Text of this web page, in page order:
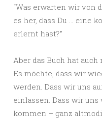
“Was erwarten wir von
es her, dass Du … eine
erlernt hast?”
Aber das Buch hat
Es möchte, dass wir
werden. Dass wir uns
einlassen. Dass wir
kommen – ganz